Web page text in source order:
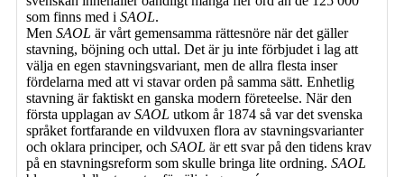
som finns med i SAOL.
Men SAOL är vårt gemensamma rättesnöre när det gäller
stavning, böjning och uttal. Det är ju inte förbjudet i lag att
välja en egen stavningsvariant, men de allra flesta inser
fördelarna med att vi stavar orden på samma sätt. Enhetlig
stavning är faktiskt en ganska modern företeelse. När den
första upplagan av SAOL utkom år 1874 så var det svenska
språket fortfarande en vildvuxen flora av stavningsvarianter
och oklara principer, och SAOL är ett svar på den tidens krav
på en stavningsreform som skulle bringa lite ordning. SAOL